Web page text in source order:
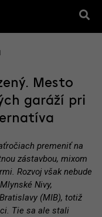
Mesto
garáží pri
premeniť na
zástavbou, mixom
Rozvoj však nebude
Nivy,
(MIB), totiž
Tie sa ale stali